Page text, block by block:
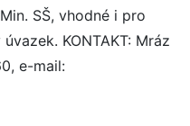
SŠ, vhodné i pro
KONTAKT: Mráz
e-mail: